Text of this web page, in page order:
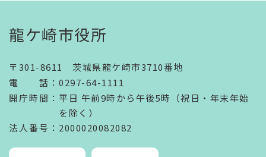
龍ケ崎市役所
〒301-8611 茨城県龍ケ崎市3710番地
電話 ： 0297-64-1111
開庁時間 ： 平日 午前9時から午後5時（祝日・年末年始
を除く）
法人番号 ：2000020082082